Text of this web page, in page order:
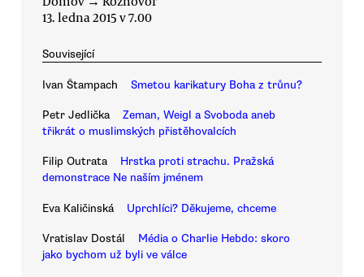
13. ledna 2015 v 7.00
Související
Ivan Štampach Smetou karikatury Boha z trůnu?
Petr Jedlička
Zeman, Weigl a Svoboda aneb
třikrát o muslimských přistěhovalcích
Filip Outrata
Hrstka proti strachu. Pražská
demonstrace Ne naším jménem
Eva Kaličinská Uprchlíci? Děkujeme, chceme
Vratislav Dostál
Média o Charlie Hebdo: skoro
jako bychom už byli ve válce